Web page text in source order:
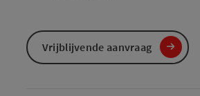
Vrijblijvende aanvraag